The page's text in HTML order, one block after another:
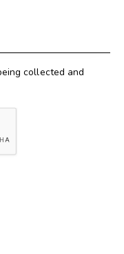
collected and